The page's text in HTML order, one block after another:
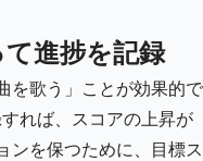
進捗を記録
を歌う」ことが効果的で
れば、スコアの上昇が
ンを保つために、目標ス